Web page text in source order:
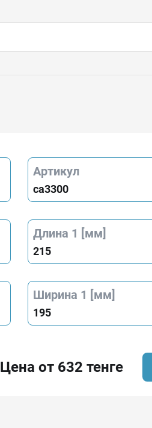
Артикул
ca3300
Длина 1 [мм]
215
Ширина 1 [мм]
195
Цена от 632 тенге